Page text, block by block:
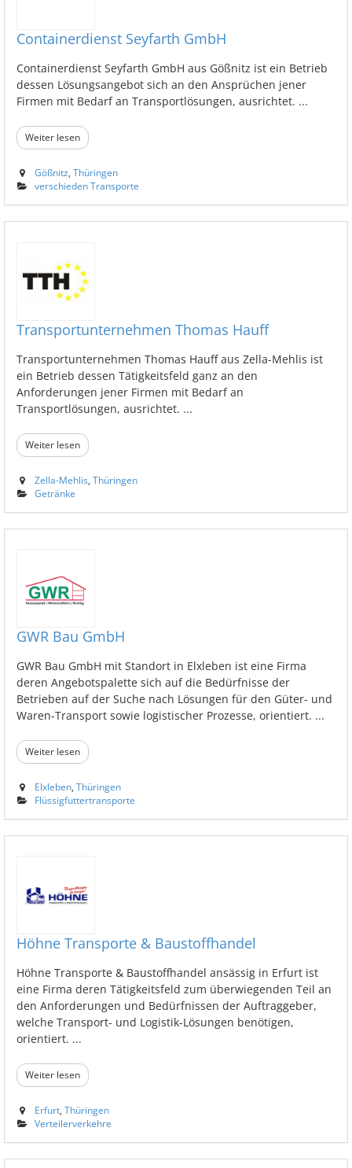
Containerdienst Seyfarth GmbH
Containerdienst Seyfarth GmbH aus Gößnitz ist ein Betrieb
dessen Lösungsangebot sich an den Ansprüchen jener
Firmen mit Bedarf an Transportlösungen, ausrichtet. ...
Weiter lesen
Gößnitz, Thüringen
verschieden Transporte
Transportunternehmen Thomas Hauff
Transportunternehmen Thomas Hauff aus Zella-Mehlis ist
ein Betrieb dessen Tätigkeitsfeld ganz an den
Anforderungen jener Firmen mit Bedarf an
Transportlösungen, ausrichtet. ...
Weiter lesen
Zella-Mehlis Thüringen
Getränke
GWR Bau GmbH
GWR Bau GmbH mit Standort in Elxleben ist eine Firma
deren Angebotspalette sich auf die Bedürfnisse der
Betrieben auf der Suche nach Lösungen für den Güter- und
Waren-Transport sowie logistischer Prozesse, orientiert. ...
Weiter lesen
Elxleben Thüringen
Flüssigfuttertransporte
Höhne Transporte & Baustoffhandel
Höhne Transporte & Baustoffhandel ansässig in Erfurt ist
eine Firma deren Tätigkeitsfeld zum überwiegenden Teil an
den Anforderungen und Bedürfnissen der Auftraggeber,
welche Transport- und Logistik-Lösungen benötigen,
orientiert. ...
Weiter lesen
Erfurt Thüringen
Verteilerverkehre